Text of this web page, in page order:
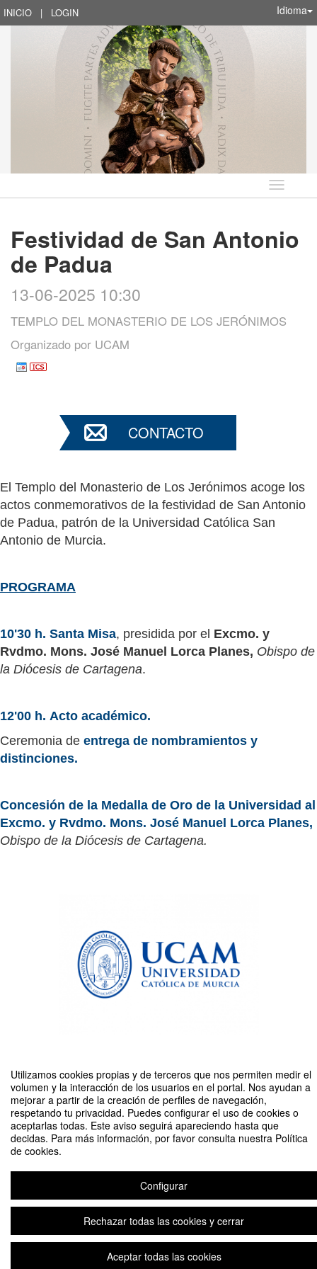
Utilizamos cookies propias y de terceros que nos permiten medir el
volumen y la interacción de los usuarios en el portal. Nos ayudan a
mejorar a partir de la creación de perfiles de navegación,
respetando tu privacidad. Puedes configurar el uso de cookies o
aceptarlas todas. Este aviso seguirá apareciendo hasta que
decidas. Para más información, por favor consulta nuestra Política
de cookies.
Configurar
Rechazar todas las cookies y cerrar
Aceptar todas las cookies
INICIO | LOGIN Idioma
Idioma
Festividad de San Antonio
de Padua
13-06-2025 10:30
TEMPLO DEL MONASTERIO DE LOS JERÓNIMOS
Organizado por UCAM
CONTACTO
El Templo del Monasterio de Los Jerónimos acoge los
actos conmemorativos de la festividad de San Antonio
de Padua, patrón de la Universidad Católica San
Antonio de Murcia.
PROGRAMA
10'30 h. Santa Misa, presidida por el Excmo. y
Rvdmo. Mons. José Manuel Lorca Planes, Obispo de
la Diócesis de Cartagena.
12'00 h. Acto académico.
Ceremonia de entrega de nombramientos y
distinciones.
Concesión de la Medalla de Oro de la Universidad al
Excmo. y Rvdmo. Mons. José Manuel Lorca Planes,
Obispo de la Diócesis de Cartagena.
Compartir por email
Contacto
Plataforma de organización de eventos Symposium